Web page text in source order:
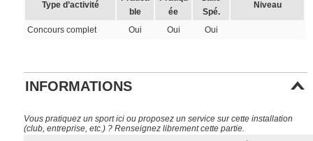
Type d’activité
ble
ée
Spé.
Niveau
Concours complet Oui Oui Oui
INFORMATIONS
Vous pratiquez un sport ici ou proposez un service sur cette installation
(club, entreprise, etc.) ? Renseignez librement cette partie.